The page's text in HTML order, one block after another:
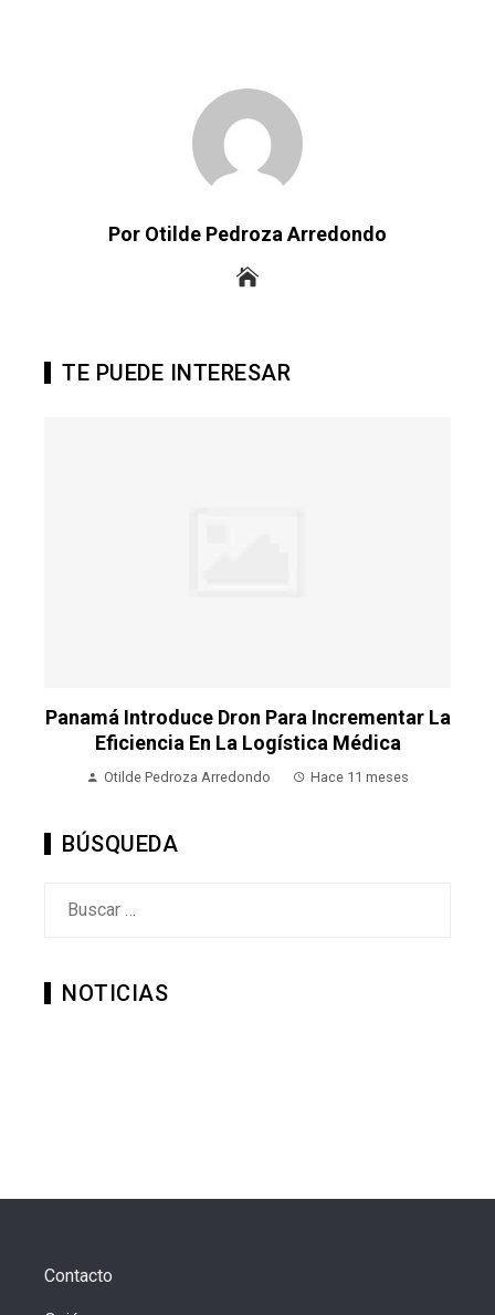
Por Otilde Pedroza Arredondo
TE PUEDE INTERESAR
Panamá Introduce Dron Para Incrementar La
Eficiencia En La Logística Médica
Otilde Pedroza Arredondo Hace 11 meses
BÚSQUEDA
NOTICIAS
Contacto